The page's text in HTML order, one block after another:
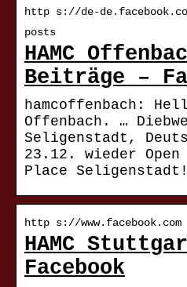
http s://de-
posts
HAMC
Beiträge –
hamcoffenbach:
Offenbach. …
Seligenstadt,
23.12. wieder Open
Place Seligenstadt!
http s://
HAMC
Facebook